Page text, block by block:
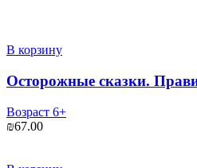
В корзину
Осторожные сказки.
Возраст 6+
₪67.00